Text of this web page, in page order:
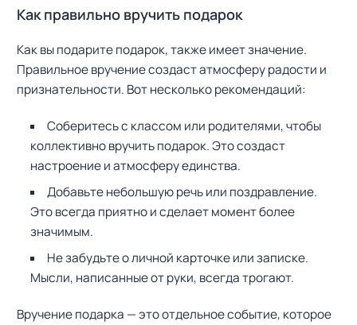
Как правильно вручить подарок
Как вы подарите подарок, также имеет значение.
Правильное вручение создаст атмосферу радости и
признательности. Вот несколько рекомендаций:
Соберитесь с классом или родителями, чтобы
коллективно вручить подарок. Это создаст
настроение и атмосферу единства.
Добавьте небольшую речь или поздравление.
Это всегда приятно и сделает момент более
значимым.
Не забудьте о личной карточке или записке.
Мысли, написанные от руки, всегда трогают.
Вручение подарка — это отдельное событие, которое